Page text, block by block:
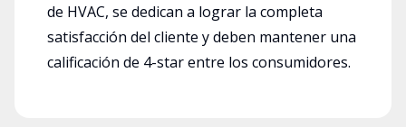
de HVAC, se dedican a lograr la completa
satisfacción del cliente y deben mantener una
calificación de 4-star entre los consumidores.